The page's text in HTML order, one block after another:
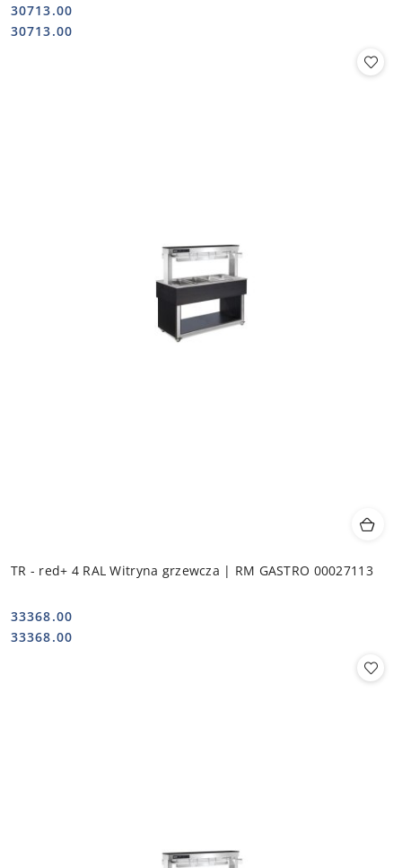
Cena:
30713.00
Cena:
30713.00
TR - red+ 4 RAL Witryna grzewcza | RM GASTRO 00027113
Cena:
33368.00
Cena:
33368.00